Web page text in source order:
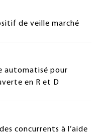
de veille marché
automatisé pour
en R et D
concurrents à l’aide